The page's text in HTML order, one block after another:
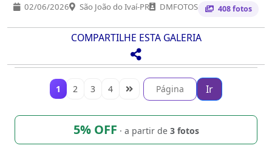
02/06/2026 São João do Ivaí-PR DMFOTOS 408 fotos
COMPARTILHE ESTA GALERIA
1 2 3 4 Ir
5% OFF · a partir de 3 fotos